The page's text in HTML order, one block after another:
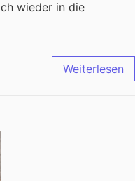
wieder in die
Weiterlesen